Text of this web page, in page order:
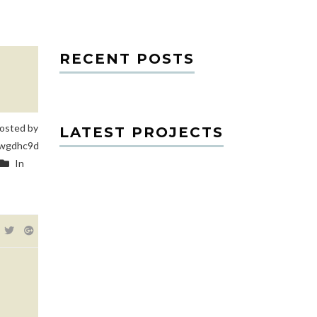
by
In
RECENT POSTS
LATEST PROJECTS